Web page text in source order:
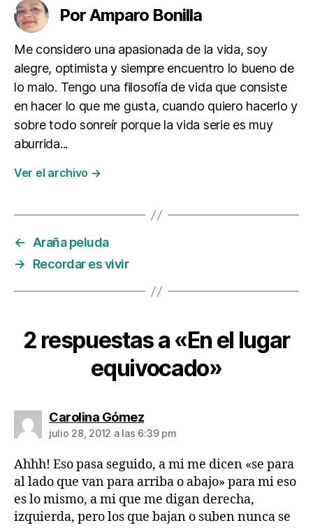
Por Amparo Bonilla
Me considero una apasionada de la vida, soy
alegre, optimista y siempre encuentro lo bueno de
lo malo. Tengo una filosofía de vida que consiste
en hacer lo que me gusta, cuando quiero hacerlo y
sobre todo sonreír porque la vida serie es muy
aburrida...
Ver el archivo →
← Araña peluda
→
Recordar es vivir
2 respuestas a «En el lugar
equivocado»
Carolina Gómezdice:
julio 28, 2012 a las 6:39 pm
Ahhh! Eso pasa seguido, a mi me dicen «se para
al lado que van para arriba o abajo» para mi eso
es lo mismo, a mi que me digan derecha,
izquierda, pero los que bajan o suben nunca se